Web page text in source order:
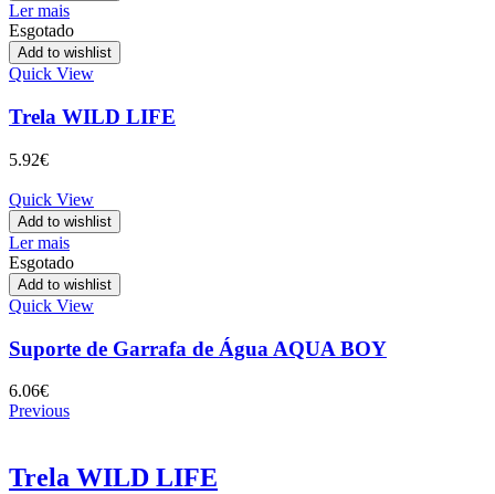
Ler mais
Esgotado
Add to wishlist
Quick View
Trela WILD LIFE
5.92€
Quick View
Add to wishlist
Ler mais
Esgotado
Add to wishlist
Quick View
Suporte de Garrafa de Água AQUA BOY
6.06€
Previous
Trela WILD LIFE